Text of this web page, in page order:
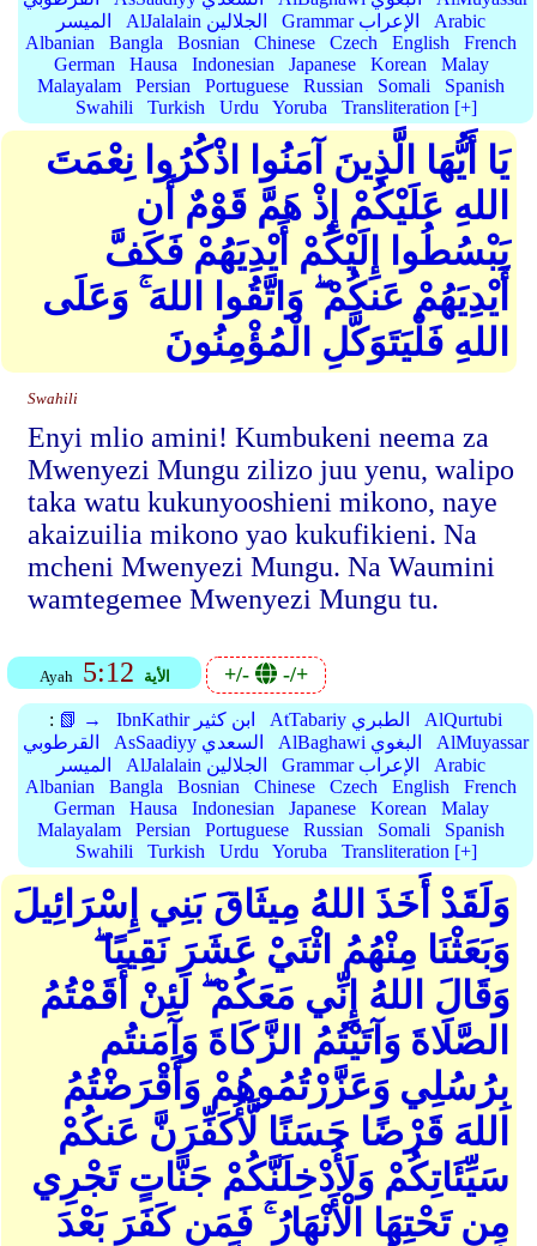
الميسر
AlJalalain الجلالين Grammar الإعراب
Arabic
Albanian
Bangla Bosnian Chinese Czech English
French
German
Hausa Indonesian Japanese Korean
Malay
Malayalam
Persian Portuguese Russian Somali
Spanish
Swahili
Turkish Urdu Yoruba Transliteration [+]
يَا أَيُّهَا الَّذِينَ آمَنُوا اذْكُرُوا نِعْمَتَ
اللهِ عَلَيْكُمْ إِذْ هَمَّ قَوْمٌ أَن
يَبْسُطُوا إِلَيْكُمْ أَيْدِيَهُمْ فَكَفَّ
أَيْدِيَهُمْ عَنكُمْ ۖ وَاتَّقُوا اللهَ ۚ وَعَلَى
اللهِ فَلْيَتَوَكَّلِ الْمُؤْمِنُونَ
Swahili
Enyi mlio amini! Kumbukeni neema za
Mwenyezi Mungu zilizo juu yenu, walipo
taka watu kukunyooshieni mikono, naye
akaizuilia mikono yao kukufikieni. Na
mcheni Mwenyezi Mungu. Na Waumini
wamtegemee Mwenyezi Mungu tu.
Ayah 5:12 الأية +/- -/+
: 📗 → IbnKathir ابن كثير AtTabariy الطبري
AlQurtubi
القرطوبي
AsSaadiyy السعدي AlBaghawi البغوي
AlMuyassar
الميسر
AlJalalain الجلالين Grammar الإعراب
Arabic
Albanian
Bangla Bosnian Chinese Czech English
French
German
Hausa Indonesian Japanese Korean
Malay
Malayalam
Persian Portuguese Russian Somali
Spanish
Swahili
Turkish Urdu Yoruba Transliteration [+]
وَلَقَدْ أَخَذَ اللهُ مِيثَاقَ بَنِي إِسْرَائِيلَ
وَبَعَثْنَا مِنْهُمُ اثْنَيْ عَشَرَ نَقِيبًا ۖ
وَقَالَ اللهُ إِنِّي مَعَكُمْ ۖ لَئِنْ أَقَمْتُمُ
الصَّلَاةَ وَآتَيْتُمُ الزَّكَاةَ وَآمَنتُم
بِرُسُلِي وَعَزَّرْتُمُوهُمْ وَأَقْرَضْتُمُ
اللهَ قَرْضًا حَسَنًا لَّأُكَفِّرَنَّ عَنكُمْ
سَيِّئَاتِكُمْ وَلَأُدْخِلَنَّكُمْ جَنَّاتٍ تَجْرِي
مِن تَحْتِهَا الْأَنْهَارُ ۚ فَمَن كَفَرَ بَعْدَ